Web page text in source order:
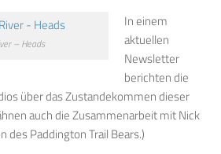
– Heads
In einem
aktuellen
Newsletter
berichten die
über das Zustandekommen dieser
auch die Zusammenarbeit mit Nick
des Paddington Trail Bears.)